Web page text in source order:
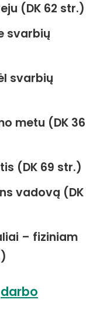
(DK 62 str.)
svarbių
svarbių
metu (DK 36
(DK 69 str.)
vadovą (DK
– fiziniam
darbo